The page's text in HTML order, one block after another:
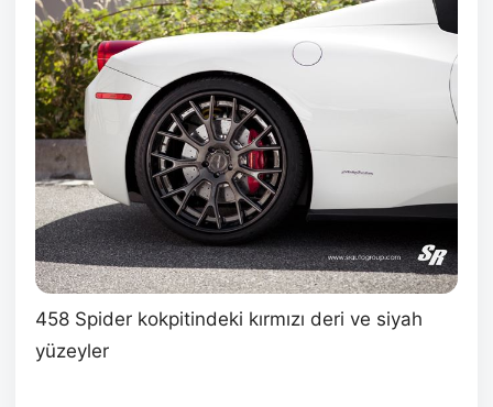
458 Spider kokpitindeki kırmızı deri ve siyah
yüzeyler